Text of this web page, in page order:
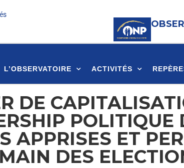
L’OBSERVATOIRE ACTIVITÉS
DE
POLITIQUE
APPRISES ET
DES